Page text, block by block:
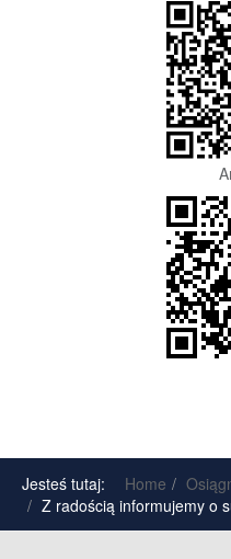
Jesteś tutaj: Home
Z radością informujemy o